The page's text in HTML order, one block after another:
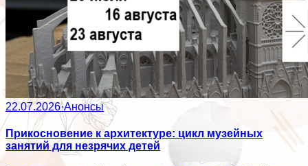
22.07.2026·Анонсы
Прикосновение к архитектуре: цикл музейных
занятий для незрячих детей